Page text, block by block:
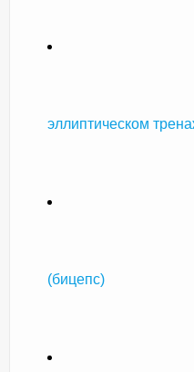
эллиптическом
(бицепс)